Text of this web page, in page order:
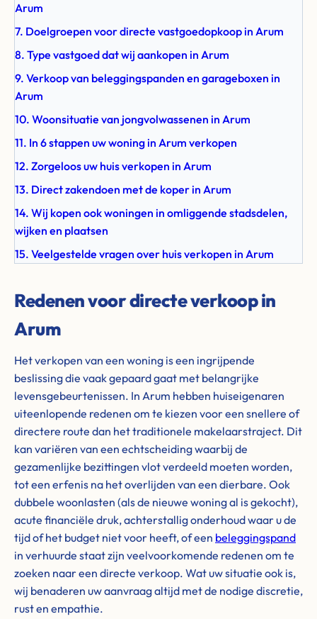
Arum
7. Doelgroepen voor directe vastgoedopkoop in Arum
8. Type vastgoed dat wij aankopen in Arum
9. Verkoop van beleggingspanden en garageboxen in
Arum
10. Woonsituatie van jongvolwassenen in Arum
11. In 6 stappen uw woning in Arum verkopen
12. Zorgeloos uw huis verkopen in Arum
13. Direct zakendoen met de koper in Arum
14. Wij kopen ook woningen in omliggende stadsdelen,
wijken en plaatsen
15. Veelgestelde vragen over huis verkopen in Arum
Redenen voor directe verkoop in
Arum
Het verkopen van een woning is een ingrijpende
beslissing die vaak gepaard gaat met belangrijke
levensgebeurtenissen. In Arum hebben huiseigenaren
uiteenlopende redenen om te kiezen voor een snellere of
directere route dan het traditionele makelaarstraject. Dit
kan variëren van een echtscheiding waarbij de
gezamenlijke bezittingen vlot verdeeld moeten worden,
tot een erfenis na het overlijden van een dierbare. Ook
dubbele woonlasten (als de nieuwe woning al is gekocht),
acute financiële druk, achterstallig onderhoud waar u de
tijd of het budget niet voor heeft, of een beleggingspand
in verhuurde staat zijn veelvoorkomende redenen om te
zoeken naar een directe verkoop. Wat uw situatie ook is,
wij benaderen uw aanvraag altijd met de nodige discretie,
rust en empathie.